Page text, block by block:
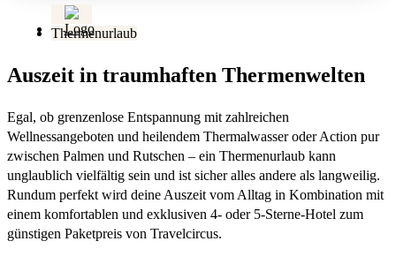
Thermenurlaub
Auszeit in traumhaften Thermenwelten
Egal, ob grenzenlose Entspannung mit zahlreichen
Wellnessangeboten und heilendem Thermalwasser oder Action pur
zwischen Palmen und Rutschen – ein Thermenurlaub kann
unglaublich vielfältig sein und ist sicher alles andere als langweilig.
Rundum perfekt wird deine Auszeit vom Alltag in Kombination mit
einem komfortablen und exklusiven 4- oder 5-Sterne-Hotel zum
günstigen Paketpreis von Travelcircus.